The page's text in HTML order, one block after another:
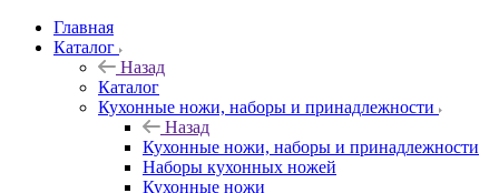
Главная
Каталог
Назад
Каталог
Кухонные ножи, наборы и принадлежности
Назад
Кухонные ножи, наборы и принадлежности
Наборы кухонных ножей
Кухонные ножи